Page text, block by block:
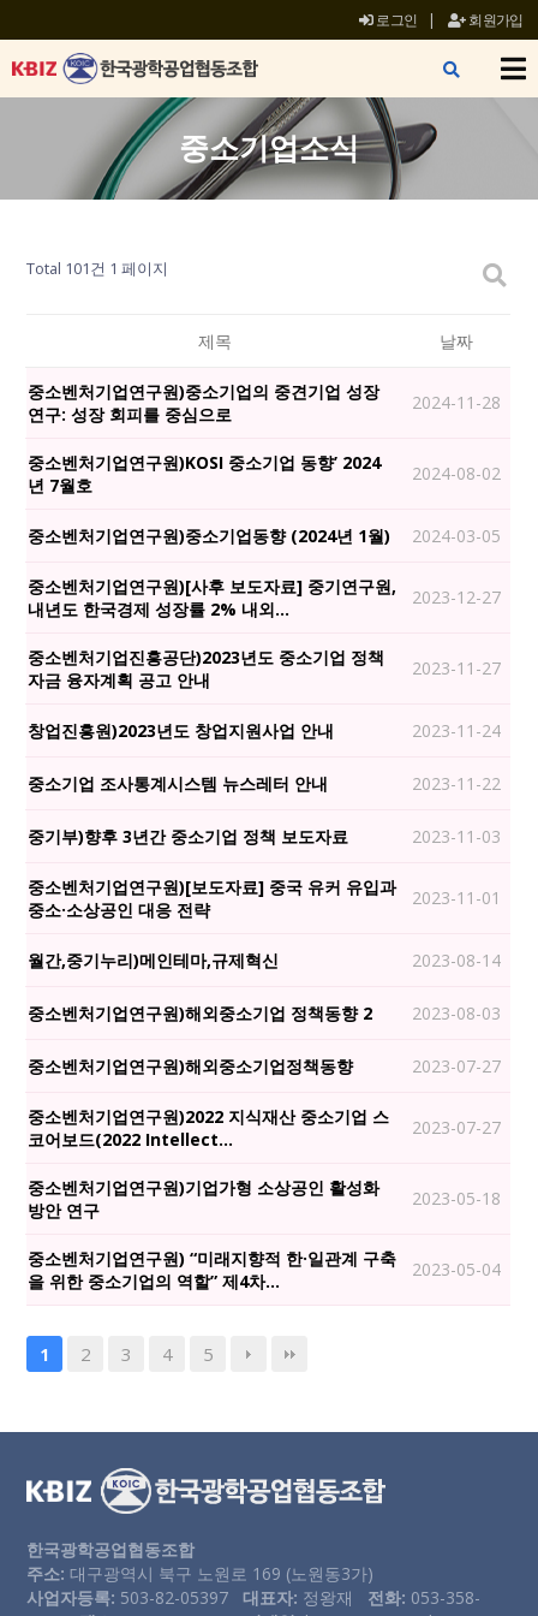
로그인 | 회원가입
중소기업소식
Total 101건 1 페이지
제목 날짜
중소벤처기업연구원)중소기업의 중견기업 성장
연구: 성장 회피를 중심으로
2024-11-28
중소벤처기업연구원)KOSI 중소기업 동향’ 2024
년 7월호
2024-08-02
중소벤처기업연구원)중소기업동향 (2024년 1월) 2024-03-05
중소벤처기업연구원)[사후 보도자료] 중기연구원,
내년도 한국경제 성장률 2% 내외…
2023-12-27
중소벤처기업진흥공단)2023년도 중소기업 정책
자금 융자계획 공고 안내
2023-11-27
창업진흥원)2023년도 창업지원사업 안내 2023-11-24
중소기업 조사통계시스템 뉴스레터 안내 2023-11-22
중기부)향후 3년간 중소기업 정책 보도자료 2023-11-03
중소벤처기업연구원)[보도자료] 중국 유커 유입과
중소·소상공인 대응 전략
2023-11-01
월간,중기누리)메인테마,규제혁신 2023-08-14
중소벤처기업연구원)해외중소기업 정책동향 2 2023-08-03
중소벤처기업연구원)해외중소기업정책동향 2023-07-27
중소벤처기업연구원)2022 지식재산 중소기업 스
코어보드(2022 Intellect…
2023-07-27
중소벤처기업연구원)기업가형 소상공인 활성화
방안 연구
2023-05-18
중소벤처기업연구원) “미래지향적 한·일관계 구축
을 위한 중소기업의 역할” 제4차…
2023-05-04
1 2 3 4 5
한국광학공업협동조합
주소: 대구광역시 북구 노원로 169 (노원동3가)
사업자등록: 503-82-05397 대표자: 정왕재 전화: 053-358-